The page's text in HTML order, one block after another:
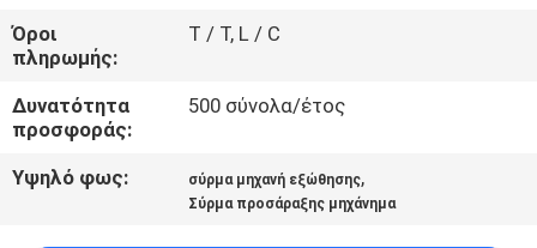
ΕΠΙΚΟΙΝΩΝΉΣΤΕ
ΜΑΖΊ
ΜΑΣ
Όροι
πληρωμής:
T / T, L / C
Δυνατότητα
προσφοράς:
500 σύνολα/έτος
Υψηλό φως: σύρμα μηχανή εξώθησης,
Σύρμα προσάραξης μηχάνημα